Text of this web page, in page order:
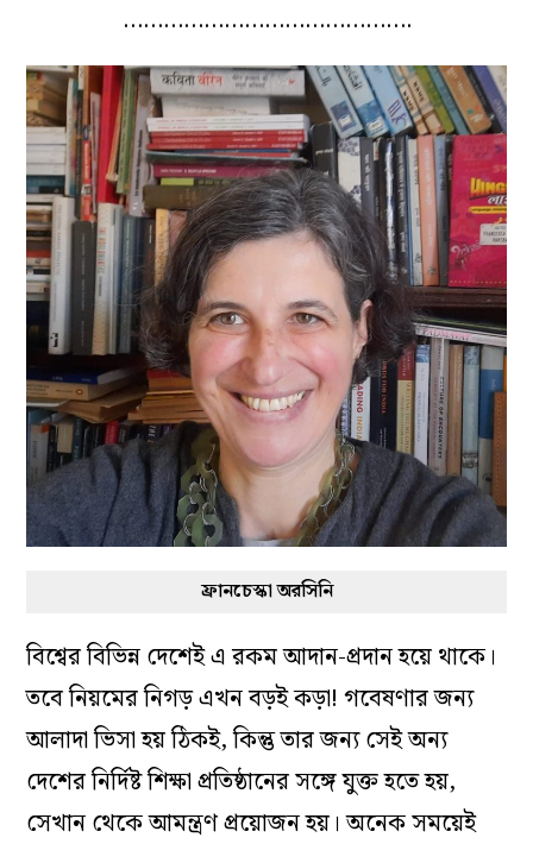
…………………………………….
ফ্রানচেস্কা অরসিনি
বিশ্বের বিভিন্ন দেশেই এ রকম আদান-প্রদান হয়ে থাকে।
তবে নিয়মের নিগড় এখন বড়ই কড়া! গবেষণার জন্য
আলাদা ভিসা হয় ঠিকই, কিন্তু তার জন্য সেই অন্য
দেশের নির্দিষ্ট শিক্ষা প্রতিষ্ঠানের সঙ্গে যুক্ত হতে হয়,
সেখান থেকে আমন্ত্রণ প্রয়োজন হয়। অনেক সময়েই